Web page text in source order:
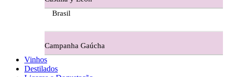
Herdade da Lisboa Alentejo
Herdade Do Freixo - Alentejo
Herdade do Moinho Branco - Alentejo
Brasil
Campanha Gaúcha
Vinhos
Destilados